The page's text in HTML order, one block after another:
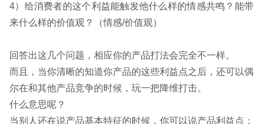
4）给消费者的这个利益能触发他什么样的情感共鸣？能带
来什么样的价值观？（情感/价值观）
回答出这几个问题，相应你的产品打法会完全不一样。
而且，当你清晰的知道你产品的这些利益点之后，还可以偶
尔在和其他产品竞争的时候，玩一把降维打击。
什么意思呢？
当别人还在说产品基本特征的时候，你可以说产品利益点；